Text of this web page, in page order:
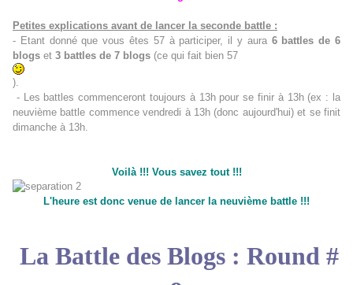
Petites explications avant de lancer la seconde battle :
- Etant donné que vous êtes 57 à participer, il y aura 6 battles de 6
blogs et 3 battles de 7 blogs (ce qui fait bien 57
).
- Les battles commenceront toujours à 13h pour se finir à 13h (ex : la
neuvième battle commence vendredi à 13h (donc aujourd'hui) et se finit
dimanche à 13h.
Voilà !!! Vous savez tout !!!
L'heure est donc venue de lancer la neuvième battle !!!
La Battle des Blogs : Round #